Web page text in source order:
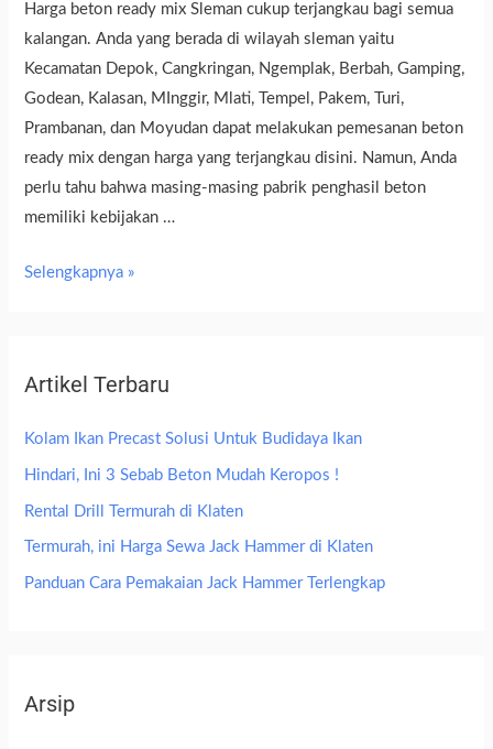
Harga beton ready mix Sleman cukup terjangkau bagi semua
kalangan. Anda yang berada di wilayah sleman yaitu
Kecamatan Depok, Cangkringan, Ngemplak, Berbah, Gamping,
Godean, Kalasan, MInggir, Mlati, Tempel, Pakem, Turi,
Prambanan, dan Moyudan dapat melakukan pemesanan beton
ready mix dengan harga yang terjangkau disini. Namun, Anda
perlu tahu bahwa masing-masing pabrik penghasil beton
memiliki kebijakan …
Selengkapnya »
Artikel Terbaru
Kolam Ikan Precast Solusi Untuk Budidaya Ikan
Hindari, Ini 3 Sebab Beton Mudah Keropos !
Rental Drill Termurah di Klaten
Termurah, ini Harga Sewa Jack Hammer di Klaten
Panduan Cara Pemakaian Jack Hammer Terlengkap
Arsip